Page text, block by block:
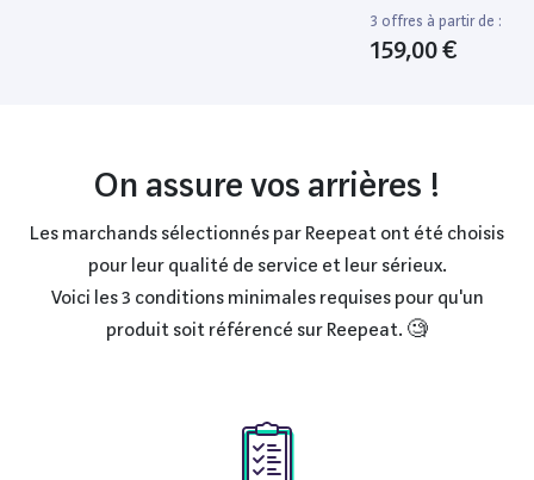
3 offres à partir de :
159,00 €
On assure vos arrières !
Les marchands sélectionnés par Reepeat ont été choisis
pour leur qualité de service et leur sérieux.
Voici les 3 conditions minimales requises pour qu'un
produit soit référencé sur Reepeat. 🧐